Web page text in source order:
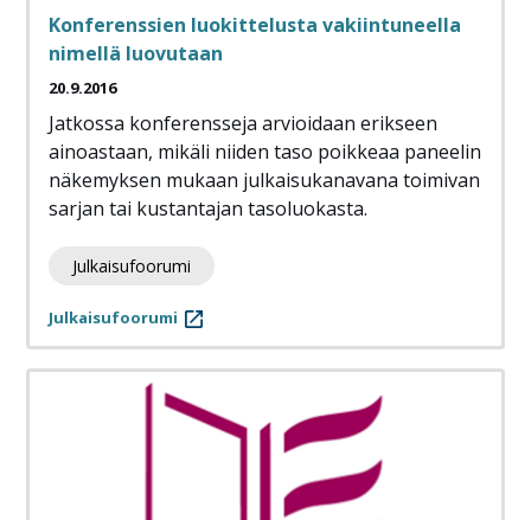
Konferenssien luokittelusta vakiintuneella
nimellä luovutaan
20.9.2016
Jatkossa konferensseja arvioidaan erikseen
ainoastaan, mikäli niiden taso poikkeaa paneelin
näkemyksen mukaan julkaisukanavana toimivan
sarjan tai kustantajan tasoluokasta.
Julkaisufoorumi
Julkaisufoorumi